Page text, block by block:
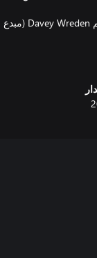
استمتع بلعبة Wanderstop الرائعة من إبداع الفريق البارز في Ivy Road، الذي يضم Davey Wreden (مبدع